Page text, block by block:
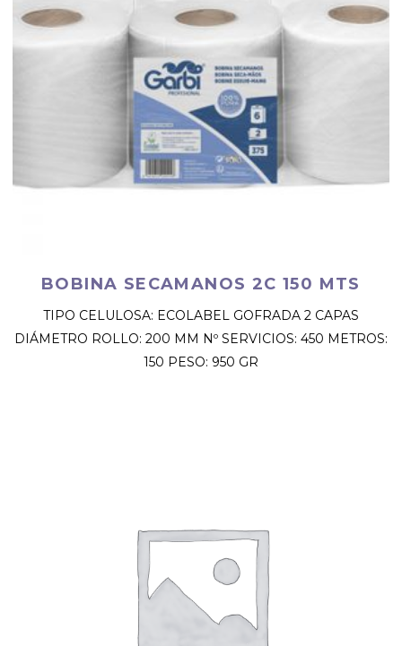
BOBINA SECAMANOS 2C 150 MTS
TIPO CELULOSA: ECOLABEL GOFRADA 2 CAPAS
DIÁMETRO ROLLO: 200 MM Nº SERVICIOS: 450 METROS:
150 PESO: 950 GR